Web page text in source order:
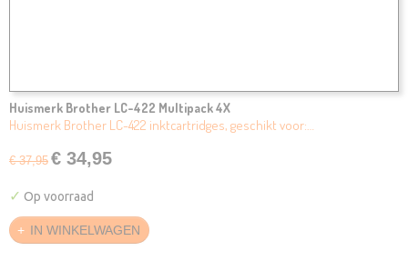
Huismerk Brother LC-422 Multipack 4X
Huismerk Brother LC-422 inktcartridges, geschikt voor:…
€ 37,95 € 34,95
✓ Op voorraad
IN WINKELWAGEN